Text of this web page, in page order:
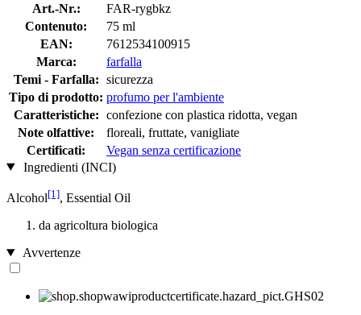
Art.-Nr.:
FAR-rygbkz
Contenuto:
75 ml
EAN:
7612534100915
Marca:
farfalla
Temi - Farfalla: sicurezza
Tipo di prodotto: profumo per l'ambiente
Caratteristiche: confezione con plastica ridotta, vegan
Note olfattive:
floreali, fruttate, vanigliate
Certificati:
Vegan senza certificazione
Ingredienti (INCI)
Alcohol[1], Essential Oil
da agricoltura biologica
Avvertenze